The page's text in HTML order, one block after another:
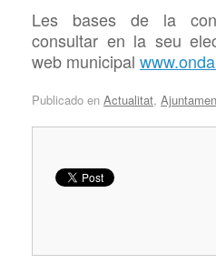
Les bases de la
consultar en la seu
web municipal
Publicado en Actualitat,